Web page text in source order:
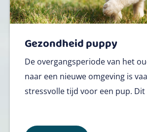
Gezondheid puppy
De overgangsperiode van het
naar een nieuwe omgeving is
stressvolle tijd voor een pup. Dit